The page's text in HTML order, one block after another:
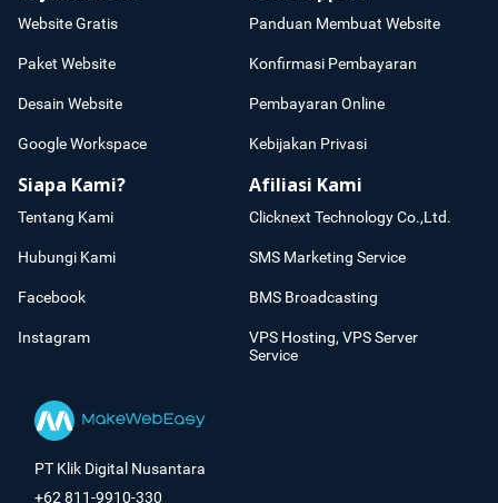
Website Gratis
Paket Website
Desain Website
Google Workspace
Panduan Membuat Website
Konfirmasi Pembayaran
Pembayaran Online
Kebijakan Privasi
Siapa Kami?
Tentang Kami
Hubungi Kami
Facebook
Instagram
Afiliasi Kami
Clicknext Technology Co.,Ltd.
SMS Marketing Service
BMS Broadcasting
VPS Hosting, VPS Server
Service
PT Klik Digital Nusantara
+62 811-9910-330